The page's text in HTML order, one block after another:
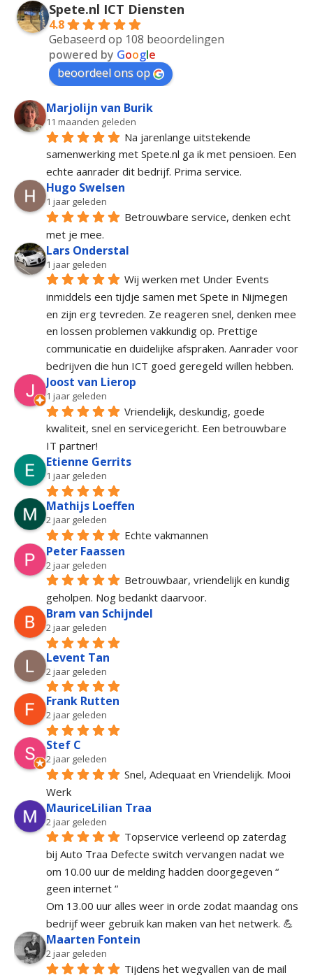
Spete.nl ICT Diensten
4.8
Gebaseerd op 108 beoordelingen
powered by Google
beoordeel ons op
Marjolijn van Burik
11 maanden geleden
Na jarenlange uitstekende
samenwerking met Spete.nl ga ik met pensioen. Een
echte aanrader dit bedrijf. Prima service.
Hugo Swelsen
1 jaar geleden
Betrouwbare service, denken echt
met je mee.
Lars Onderstal
1 jaar geleden
Wij werken met Under Events
inmiddels een tijdje samen met Spete in Nijmegen
en zijn erg tevreden. Ze reageren snel, denken mee
en lossen problemen vakkundig op. Prettige
communicatie en duidelijke afspraken. Aanrader voor
bedrijven die hun ICT goed geregeld willen hebben.
Joost van Lierop
1 jaar geleden
Vriendelijk, deskundig, goede
kwaliteit, snel en servicegericht. Een betrouwbare
IT partner!
Etienne Gerrits
1 jaar geleden
Mathijs Loeffen
2 jaar geleden
Echte vakmannen
Peter Faassen
2 jaar geleden
Betrouwbaar, vriendelijk en kundig
geholpen. Nog bedankt daarvoor.
Bram van Schijndel
2 jaar geleden
Levent Tan
2 jaar geleden
Frank Rutten
2 jaar geleden
Stef C
2 jaar geleden
Snel, Adequaat en Vriendelijk. Mooi
Werk
MauriceLilian Traa
2 jaar geleden
Topservice verleend op zaterdag
bij Auto Traa Defecte switch vervangen nadat we
om 10.00 uur de melding hadden doorgegeven “
geen internet “
Om 13.00 uur alles weer in orde zodat maandag ons
bedrijf weer gebruik kan maken van het netwerk. 💪
Maarten Fontein
2 jaar geleden
Tijdens het wegvallen van de mail